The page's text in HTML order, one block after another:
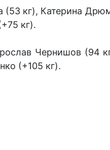
кг), Катерина
кг).
Чернишов (94
(+105 кг).